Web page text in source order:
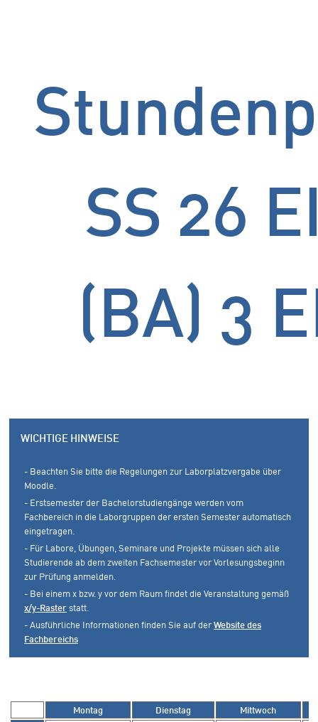
SS 26
(BA) 3
WICHTIGE HINWEISE
- Beachten Sie bitte die Regelungen zur Laborplatzvergabe über
Moodle.
- Erstsemester der Bachelorstudiengänge werden vom
Fachbereich in die Laborgruppen der ersten Semester automatisch
eingetragen.
- Für Labore, Übungen, Seminare und Projekte müssen sich alle
Studierende ab dem zweiten Fachsemester vor Vorlesungsbeginn
zur Prüfung anmelden.
- Bei einem x bzw. y vor dem Raum findet die Veranstaltung gemäß
x/y-Rasterstatt.
- Ausführliche Informationen finden Sie auf derWebsite des
Fachbereichs
Montag Dienstag Mittwoch